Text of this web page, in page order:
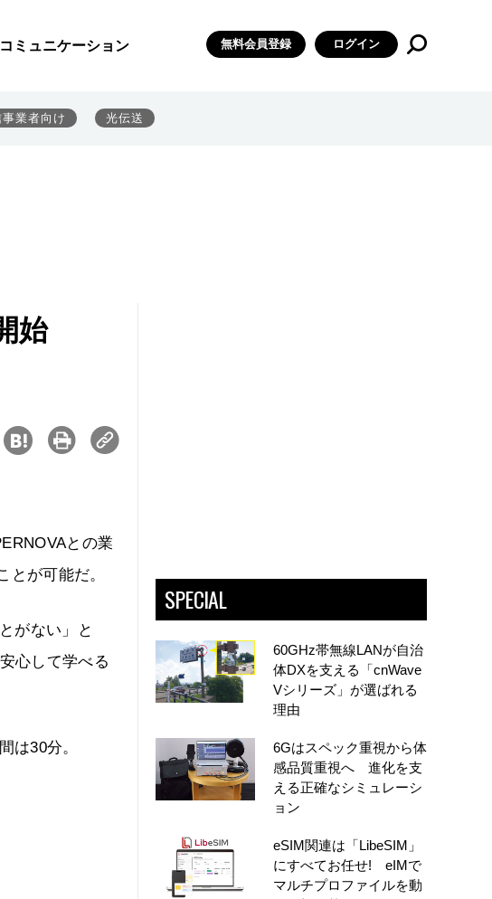
ミュニケーション 無料会員登録 ログイン
業者向け 光伝送
始
との業
が可能だ。
がない」と
心して学べる
は30分。
SPECIAL
60GHz帯無線LANが自治
体DXを支える「cnWave
Vシリーズ」が選ばれる
理由
6Gはスペック重視から体
感品質重視へ 進化を支
える正確なシミュレーシ
ョン
eSIM関連は「LibeSIM」
にすべてお任せ! eIMで
マルチプロファイルを動